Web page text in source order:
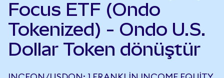
Focus ETF (Ondo
Tokenized) - Ondo U.S.
Dollar Token dönüştür